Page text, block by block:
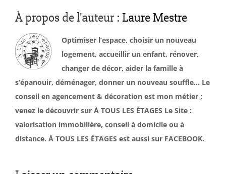
À propos de l'auteur : Laure Mestre
Optimiser l’espace, choisir un nouveau
logement, accueillir un enfant, rénover,
changer de décor, aider la famille à
s’épanouir, déménager, donner un nouveau souffle… Le
conseil en agencement & décoration est mon métier ;
venez le découvrir sur À TOUS LES ÉTAGES Le Site :
valorisation immobilière, conseil à domicile ou à
distance. À TOUS LES ÉTAGES est aussi sur FACEBOOK.